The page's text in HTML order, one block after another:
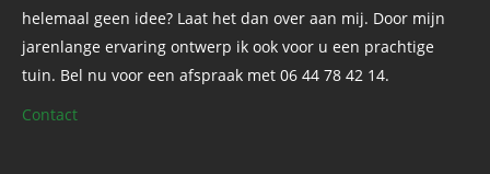
helemaal geen idee? Laat het dan over aan mij. Door mijn
jarenlange ervaring ontwerp ik ook voor u een prachtige
tuin. Bel nu voor een afspraak met 06 44 78 42 14.
Contact